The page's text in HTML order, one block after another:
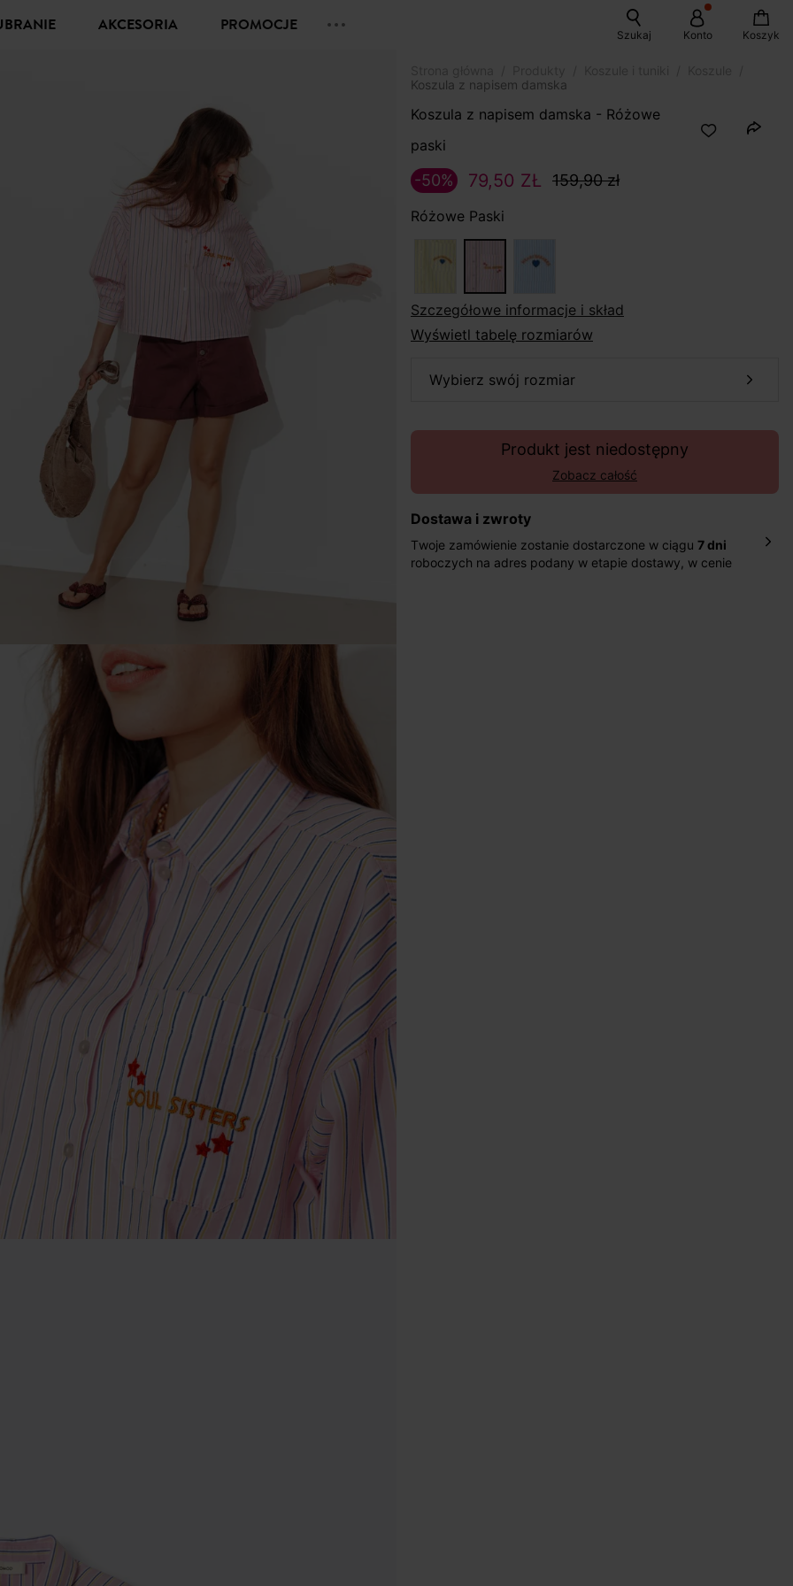
UBRANIE AKCESORIA PROMOCJE Szukaj Konto Koszyk
Koszula z napisem damska
Koszula z napisem damska - Różowe
paski
79,50 ZŁ 159,90 zł
-50%
Różowe Paski
szczegółowe informacje i skład
Wyświetl tabelę rozmiarów
wybierz swój rozmiar
Produkt jest niedostępny
Zobacz całość
Dostawa i zwroty
Twoje zamówienie zostanie dostarczone w ciągu 7 dni
roboczych na adres podany w etapie dostawy, w cenie